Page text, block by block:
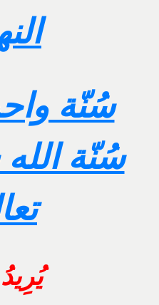
سُنّة
سُنّة الله
يُرِيدُ